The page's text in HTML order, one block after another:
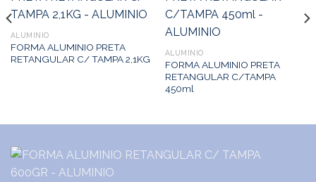
ALUMINIO
FORMA ALUMINIO PRETA
RETANGULAR C/ TAMPA 2,1KG
ALUMINIO
FORMA ALUMINIO PRETA
RETANGULAR C/TAMPA
450ml